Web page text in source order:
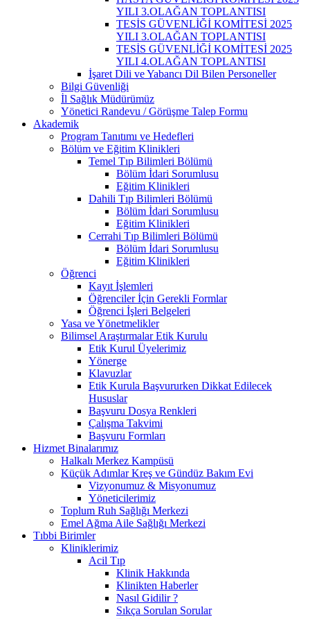
YILI 3.OLAĞAN TOPLANTISI
TESİS GÜVENLİĞİ KOMİTESİ 2025
YILI 3.OLAĞAN TOPLANTISI
TESİS GÜVENLİĞİ KOMİTESİ 2025
YILI 4.OLAĞAN TOPLANTISI
İşaret Dili ve Yabancı Dil Bilen Personeller
Bilgi Güvenliği
İl Sağlık Müdürümüz
Yönetici Randevu / Görüşme Talep Formu
Akademik
Program Tanıtımı ve Hedefleri
Bölüm ve Eğitim Klinikleri
Temel Tıp Bilimleri Bölümü
Bölüm İdari Sorumlusu
Eğitim Klinikleri
Dahili Tıp Bilimleri Bölümü
Bölüm İdari Sorumlusu
Eğitim Klinikleri
Cerrahi Tıp Bilimleri Bölümü
Bölüm İdari Sorumlusu
Eğitim Klinikleri
Öğrenci
Kayıt İşlemleri
Öğrenciler İçin Gerekli Formlar
Öğrenci İşleri Belgeleri
Yasa ve Yönetmelikler
Bilimsel Araştırmalar Etik Kurulu
Etik Kurul Üyelerimiz
Yönerge
Klavuzlar
Etik Kurula Başvururken Dikkat Edilecek
Hususlar
Başvuru Dosya Renkleri
Çalışma Takvimi
Başvuru Formları
Hizmet Binalarımız
Halkalı Merkez Kampüsü
Küçük Adımlar Kreş ve Gündüz Bakım Evi
Vizyonumuz & Misyonumuz
Yöneticilerimiz
Toplum Ruh Sağlığı Merkezi
Emel Ağma Aile Sağlığı Merkezi
Tıbbi Birimler
Kliniklerimiz
Acil Tıp
Klinik Hakkında
Klinikten Haberler
Nasıl Gidilir ?
Sıkça Sorulan Sorular